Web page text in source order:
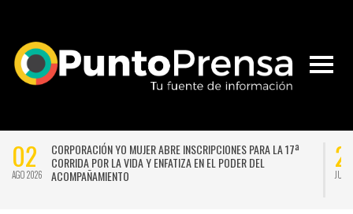
02
AGO 2026
CORPORACIÓN YO MUJER ABRE INSCRIPCIONES PARA LA 17ª
CORRIDA POR LA VIDA Y ENFATIZA EN EL PODER DEL
ACOMPAÑAMIENTO
JUL